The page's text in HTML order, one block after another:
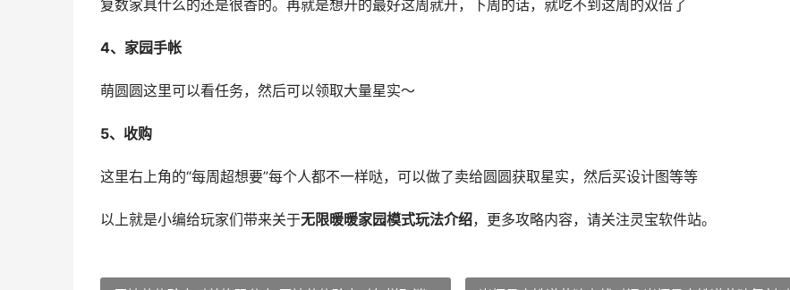
复数家具什么的还是很香的。再就是想开的最好这周就开，下周的话，就吃不到这周的双倍了
4、家园手帐
萌圆圆这里可以看任务，然后可以领取大量星实～
5、收购
这里右上角的“每周超想要”每个人都不一样哒，可以做了卖给圆圆获取星实，然后买设计图等等
以上就是小编给玩家们带来关于无限暖暖家园模式玩法介绍，更多攻略内容，请关注灵宝软件站。